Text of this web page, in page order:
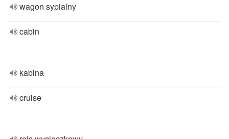
wagon sypialny
cabin
kabina
cruise